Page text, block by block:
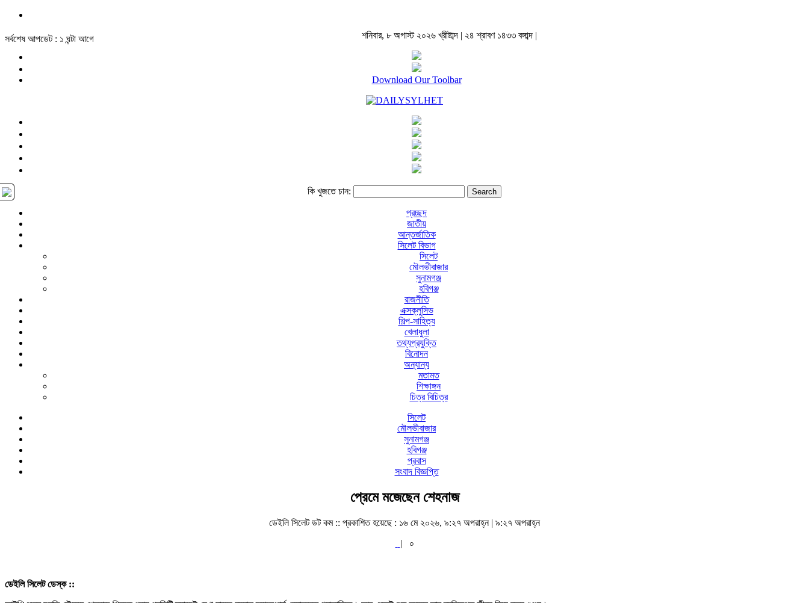
সর্বশেষ আপডেট : ১ ঘন্টা আগে শনিবার, ৮ অগাস্ট ২০২৬ খ্রীষ্টাব্দ | ২৪ শ্রাবণ ১৪৩৩ বঙ্গাব্দ |
Download Our Toolbar
কি খুজতে চান:
প্রচ্ছদ
জাতীয়
আন্তর্জাতিক
সিলেট বিভাগ
সিলেট
মৌলভীবাজার
সুনামগঞ্জ
হবিগঞ্জ
রাজনীতি
এক্সক্লুসিভ
শিল্প-সাহিত্য
খেলাধুলা
তথ্যপ্রযুক্তি
বিনোদন
অন্যান্য
মতামত
শিক্ষাঙ্গন
চিত্র বিচিত্র
সিলেট
মৌলভীবাজার
সুনামগঞ্জ
হবিগঞ্জ
প্রবাস
সংবাদ বিজ্ঞপ্তি
প্রেমে মজেছেন শেহনাজ
ডেইলি সিলেট ডট কম :: প্রকাশিত হয়েছে : ১৬ মে ২০২৬, ৯:২৭ অপরাহ্ন | ৯:২৭ অপরাহ্ন
|
০
ডেইলি সিলেট ডেস্ক ::